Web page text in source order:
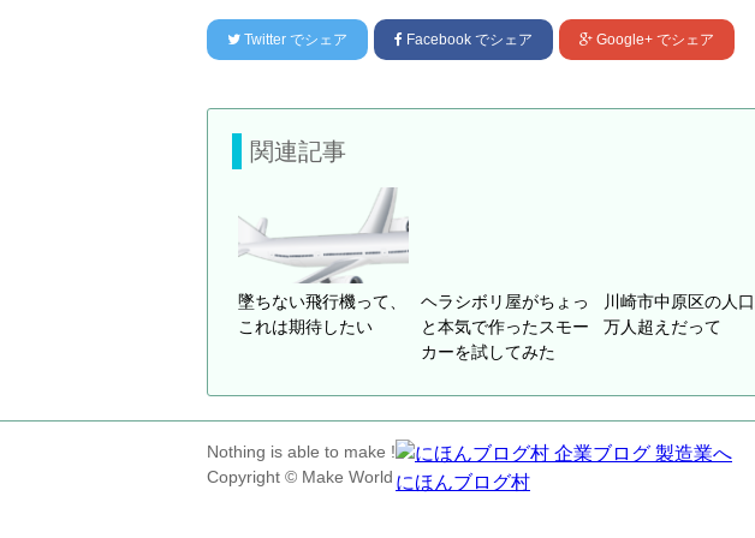
Twitter でシェア Facebook でシェア Google+ でシェア
関連記事
墜ちない飛行機って、
これは期待したい
ヘラシボリ屋がちょっ
と本気で作ったスモー
カーを試してみた
川崎市中原区の人
万人超えだって
Nothing is able to make !
Copyright © Make World にほんブログ村